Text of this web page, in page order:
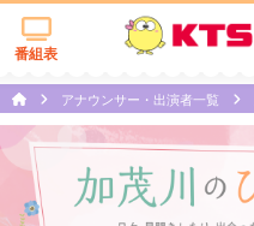
番組表
アナウンサー・出演者一覧